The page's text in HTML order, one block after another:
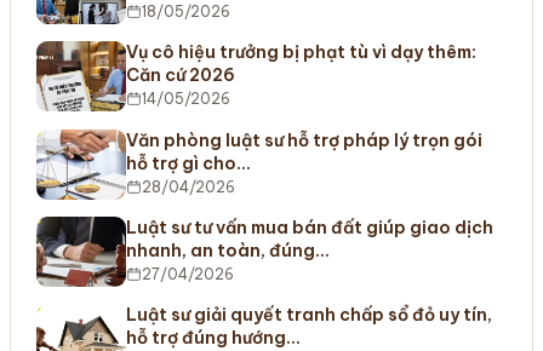
18/05/2026
Vụ cô hiệu trưởng bị phạt tù vì dạy thêm:
Căn cứ 2026
14/05/2026
Văn phòng luật sư hỗ trợ pháp lý trọn gói
hỗ trợ gì cho…
28/04/2026
Luật sư tư vấn mua bán đất giúp giao dịch
nhanh, an toàn, đúng…
27/04/2026
Luật sư giải quyết tranh chấp sổ đỏ uy tín,
hỗ trợ đúng hướng…